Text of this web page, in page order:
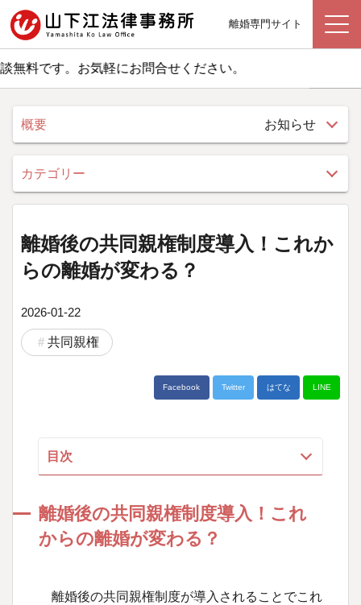
離婚専門サイト
です。お気軽にお問合せください。
離婚後の共同親権制度導入！これか
らの離婚が変わる？
2026-01-22
共同親権
Facebook Twitter はてな LINE
目次
が変わる？
離婚後の共同親権制度の是非が検討されるよう
になった背景
同親権か単独親権かの判断基準
離婚後の共同親権制度導入！これ
からの離婚が変わる？
離婚後の共同親権制度が導入されることでこれ
概要 お知らせ
カテゴリー